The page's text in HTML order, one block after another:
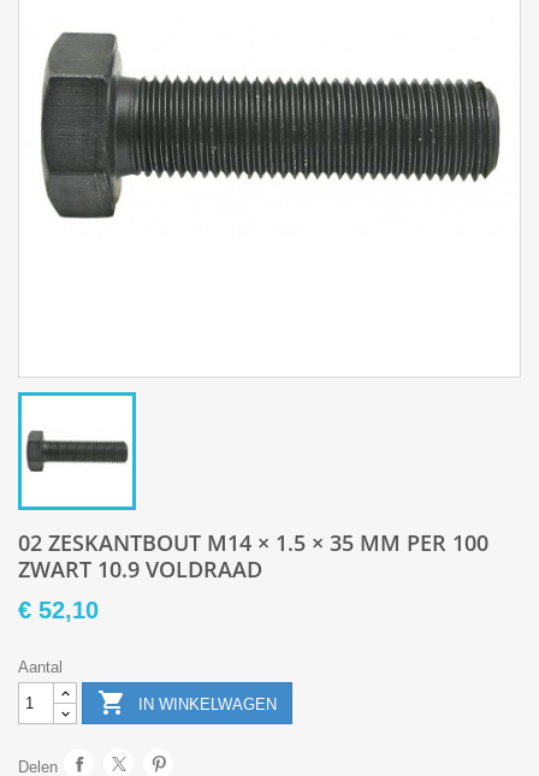
02 ZESKANTBOUT M14 × 1.5 × 35 MM PER 100
ZWART 10.9 VOLDRAAD
€ 52,10
Aantal
 IN WINKELWAGEN
Delen